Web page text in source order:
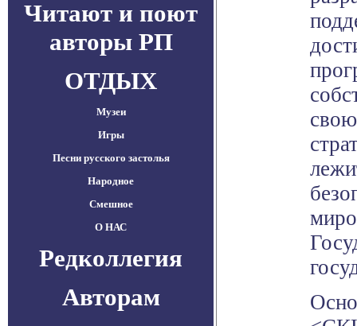
Читают и поют
авторы РП
ОТДЫХ
Музеи
Игры
Песни русского застолья
Народное
Смешное
О НАС
Редколлегия
Авторам